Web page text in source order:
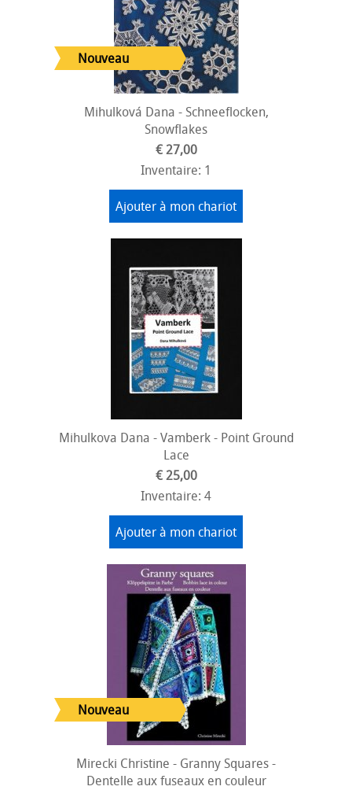
Mihulková Dana - Schneeflocken,
Snowflakes
€ 27,00
Inventaire: 1
Ajouter à mon chariot
Mihulkova Dana - Vamberk - Point Ground
Lace
€ 25,00
Inventaire: 4
Ajouter à mon chariot
Mirecki Christine - Granny Squares -
Dentelle aux fuseaux en couleur